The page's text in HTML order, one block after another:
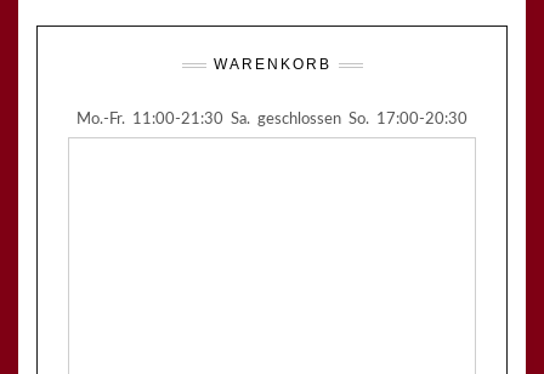
WARENKORB
Mo.-Fr. 11:00-21:30 Sa. geschlossen So. 17:00-20:30